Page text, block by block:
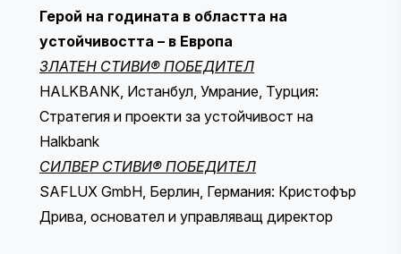
Герой на годината в областта на
устойчивостта – в Европа
ЗЛАТЕН СТИВИ® ПОБЕДИТЕЛ
HALKBANK, Истанбул, Умрание, Турция:
Стратегия и проекти за устойчивост на
Halkbank
СИЛВЕР СТИВИ® ПОБЕДИТЕЛ
SAFLUX GmbH, Берлин, Германия: Кристофър
Дрива, основател и управляващ директор